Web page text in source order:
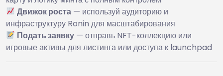
Движок роста — используй аудиторию и
инфраструктуру Ronin для масштабирования
Подать заявку — отправь NFT-коллекцию или
игровые активы для листинга или доступа к launchpad